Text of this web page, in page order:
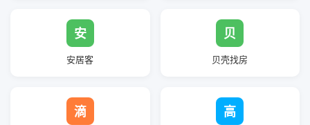
安
安居客
贝
贝壳找房
滴 高